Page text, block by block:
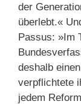
der
überlebt.«
Passus: »Im
deshalb
verpflichtete
jedem